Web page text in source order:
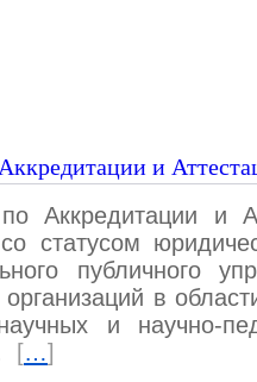
и
Аккредитации и
статусом
публичного
в
и научно-
[…]